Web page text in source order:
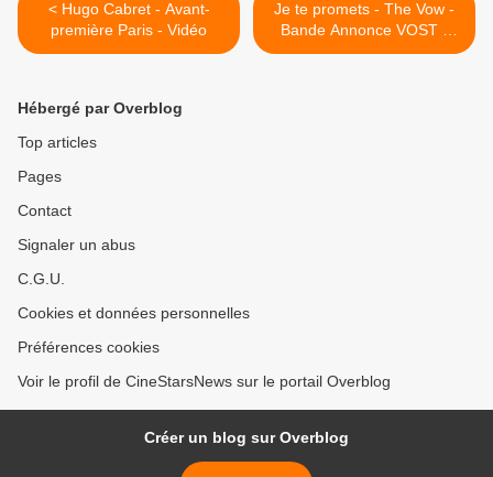
< Hugo Cabret - Avant-
première Paris - Vidéo
Je te promets - The Vow -
Bande Annonce VOST -
Rachel McAdams,
Hébergé par Overblog
Top articles
Pages
Contact
Signaler un abus
C.G.U.
Cookies et données personnelles
Préférences cookies
Voir le profil de CineStarsNews sur le portail Overblog
Créer un blog sur Overblog